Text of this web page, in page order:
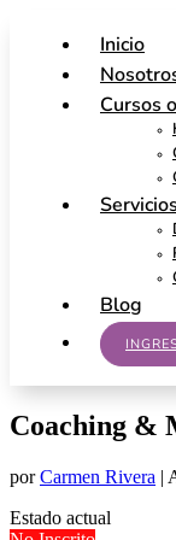
Inicio
Cursos
Servicios
Blog
Coaching &
porCarmen Rivera |
Estado actual